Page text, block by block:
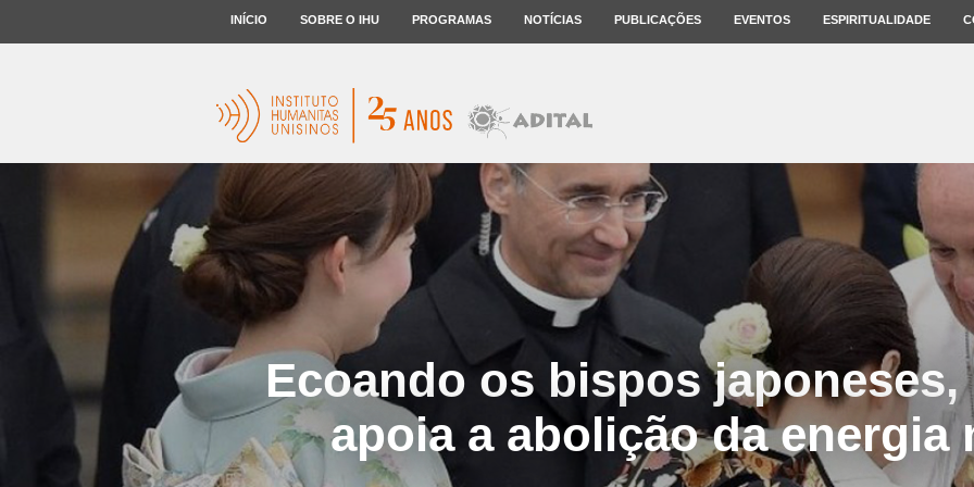
INÍCIO SOBRE O IHU PROGRAMAS NOTÍCIAS PUBLICAÇÕES EVENTOS ESPIRITUALIDADE
Ecoando os bispos
apoia a abolição da energia